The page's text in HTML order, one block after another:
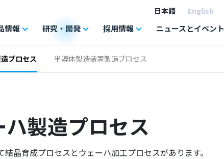
日本語 English
情報 研究・開発 採用情報 ニュースとイベント
プロセス 半導体製造装置製造プロセス
製造プロセス
晶育成プロセスとウェーハ加工プロセスがあります。